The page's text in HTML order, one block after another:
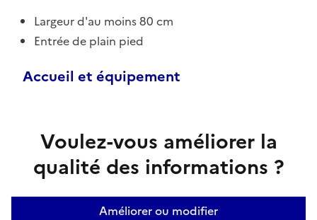
Largeur d'au moins 80 cm
Entrée de plain pied
Accueil et équipement
Voulez-vous améliorer la
qualité des informations ?
Améliorer ou modifier